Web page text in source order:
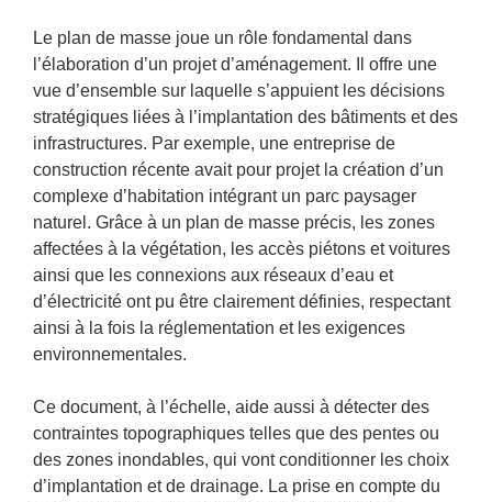
Le plan de masse joue un rôle fondamental dans
l’élaboration d’un projet d’aménagement. Il offre une
vue d’ensemble sur laquelle s’appuient les décisions
stratégiques liées à l’implantation des bâtiments et des
infrastructures. Par exemple, une entreprise de
construction récente avait pour projet la création d’un
complexe d’habitation intégrant un parc paysager
naturel. Grâce à un plan de masse précis, les zones
affectées à la végétation, les accès piétons et voitures
ainsi que les connexions aux réseaux d’eau et
d’électricité ont pu être clairement définies, respectant
ainsi à la fois la réglementation et les exigences
environnementales.
Ce document, à l’échelle, aide aussi à détecter des
contraintes topographiques telles que des pentes ou
des zones inondables, qui vont conditionner les choix
d’implantation et de drainage. La prise en compte du